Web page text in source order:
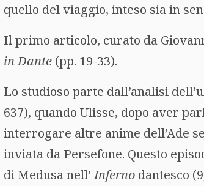
quello del viaggio, inteso sia in
Il primo articolo, curato da
in Dante (pp. 19-33).
Lo studioso parte dall’analisi
637), quando Ulisse, dopo aver
interrogare altre anime dell’Ade
inviata da Persefone. Questo
di Medusa nell’Inferno dantesco